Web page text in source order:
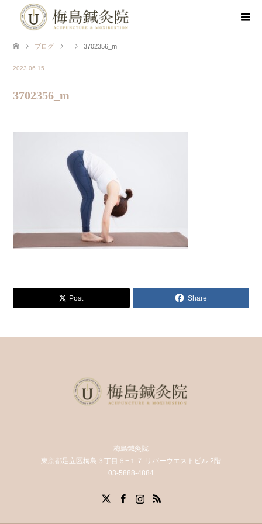
ブログ 3702356_m
2023.06.15
3702356_m
Post Share
梅島鍼灸院
東京都足立区梅島３丁目６−１７ リバーウエストビル 2階
03-5888-4884
RSS